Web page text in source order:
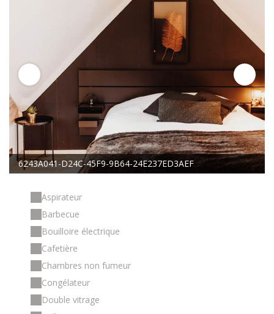
6243A041-D24C-45F9-9B64-24E237ED3AEF
Aspirateur
Barbecue
Bouilloire électrique
Cafetière
Chambres non fumeur
Congélateur
Double vitrage